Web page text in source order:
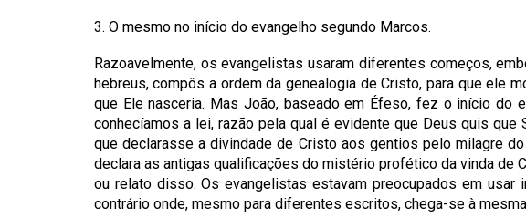
3. O mesmo no início do evangelho segundo Marcos.
Razoavelmente, os evangelistas usaram diferentes começos,
hebreus, compôs a ordem da genealogia de Cristo, para que ele
que Ele nasceria. Mas João, baseado em Éfeso, fez o início do
conhecíamos a lei, razão pela qual é evidente que Deus quis
que declarasse a divindade de Cristo aos gentios pelo milagre
declara as antigas qualificações do mistério profético da vinda de
ou relato disso. Os evangelistas estavam preocupados em
contrário onde, mesmo para diferentes escritos, chega-se à